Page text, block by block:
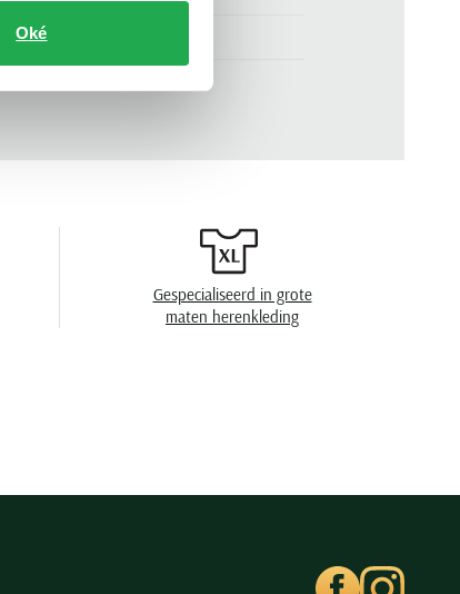
Oké
81-1708 07863020-25
droger, strijken op lage temperatuur, chemish
Gespecialiseerd in grote
maten herenkleding